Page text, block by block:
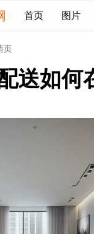
首页 图片
页
送如何